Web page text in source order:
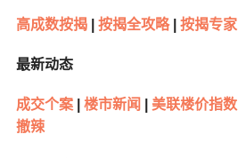
高成数按揭| 按揭全攻略| 按揭专家
最新动态
成交个案| 楼市新闻 美联楼价指数|
撤辣